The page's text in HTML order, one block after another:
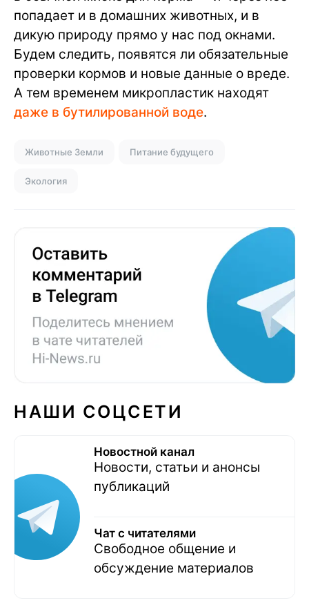
попадает и в домашних животных, и в
дикую природу прямо у нас под окнами.
Будем следить, появятся ли обязательные
проверки кормов и новые данные о вреде.
А тем временем микропластик находят
даже в бутилированной воде.
Животные Земли Питание будущего
Экология
НАШИ СОЦСЕТИ
Новостной канал
Новости, статьи и анонсы
публикаций
Чат с читателями
Свободное общение и
обсуждение материалов